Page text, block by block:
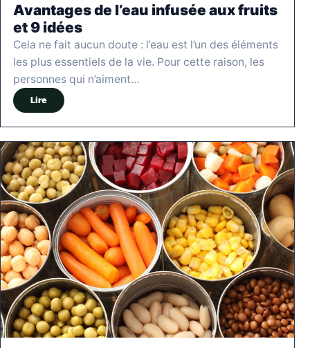
Avantages de l’eau infusée aux fruits
et 9 idées
Cela ne fait aucun doute : l’eau est l’un des éléments
les plus essentiels de la vie. Pour cette raison, les
personnes qui n’aiment…
Lire